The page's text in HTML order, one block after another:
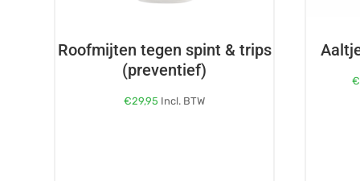
Roofmijten tegen spint & trips
(preventief)
€29,95 Incl. BTW
€